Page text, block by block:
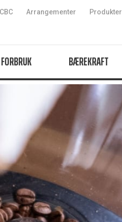
Arrangementer Produkter
BÆREKRAFT